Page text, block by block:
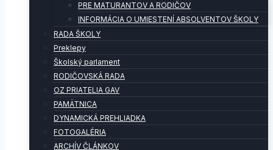
PRE MATURANTOV A RODIČOV
INFORMÁCIA O UMIESTENÍ ABSOLVENTOV ŠKOLY
RADA ŠKOLY
Preklepy
Školský parlament
RODIČOVSKÁ RADA
OZ PRIATELIA GAV
PAMÄTNICA
DYNAMICKÁ PREHLIADKA
FOTOGALÉRIA
ARCHÍV ČLÁNKOV